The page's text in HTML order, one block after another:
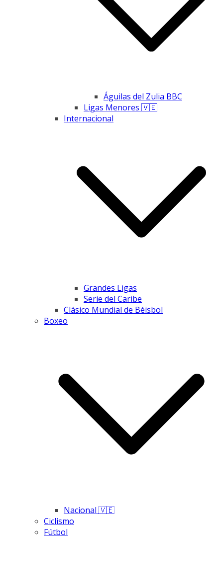
Águilas del Zulia BBC
Ligas Menores 🇻🇪
Internacional
Grandes Ligas
Serie del Caribe
Clásico Mundial de Béisbol
Boxeo
Nacional 🇻🇪
Ciclismo
Fútbol